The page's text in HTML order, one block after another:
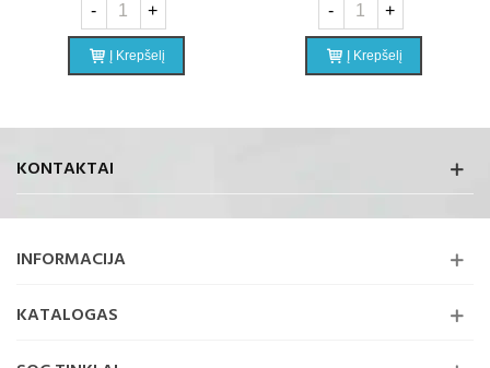
- +
Į Krepšelį
- +
Į Krepšelį
KONTAKTAI
INFORMACIJA
KATALOGAS